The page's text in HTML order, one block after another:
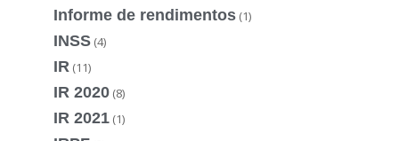
Informe de rendimentos (1)
INSS (4)
IR (11)
IR 2020 (8)
IR 2021 (1)